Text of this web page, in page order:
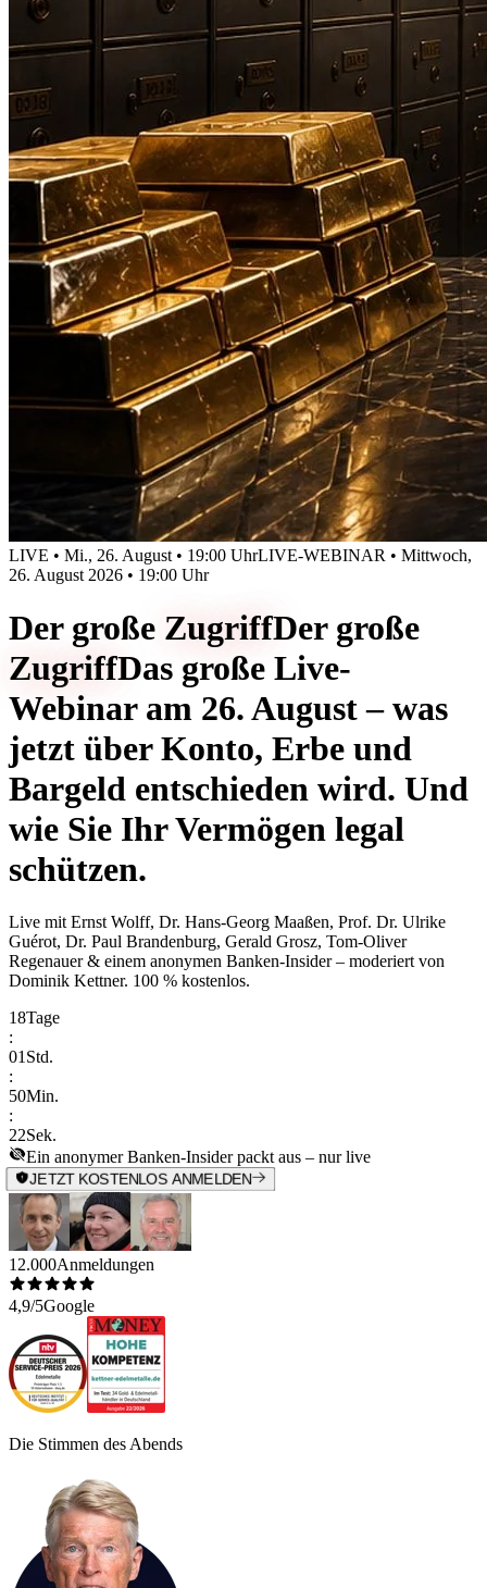
LIVE • Mi., 26. August • 19:00 UhrLIVE-WEBINAR • Mittwoch,
26. August 2026 • 19:00 Uhr
Der große ZugriffDer große
ZugriffDas große Live-
Webinar am 26. August – was
jetzt über Konto, Erbe und
Bargeld entschieden wird. Und
wie Sie Ihr Vermögen legal
schützen.
Live mitErnst Wolff, Dr. Hans-Georg Maaßen, Prof. Dr. Ulrike
Guérot, Dr. Paul Brandenburg, Gerald Grosz, Tom-Oliver
Regenauer & einem anonymen Banken-Insider– moderiert von
Dominik Kettner. 100 % kostenlos.
18Tage
:
01Std.
:
50Min.
:
22Sek.
Ein anonymer Banken-Insider packt aus – nur live
JETZT KOSTENLOS ANMELDEN
12.000Anmeldungen
4,9/5Google
Die Stimmen des Abends